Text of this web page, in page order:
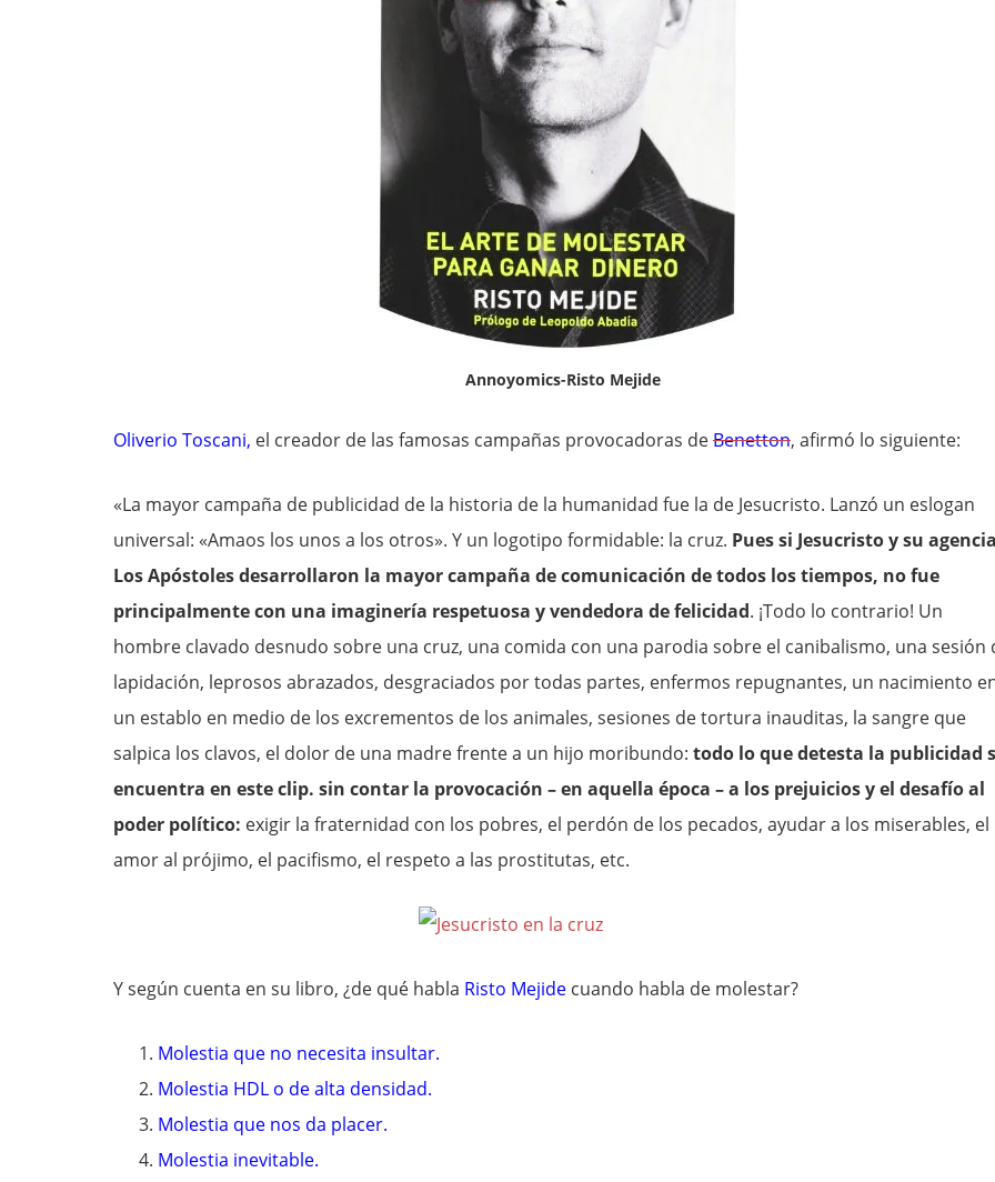
Annoyomics-Risto Mejide
Oliverio Toscani, el creador de las famosas campañas provocadoras deBenetton, afirmó lo siguiente:
«La mayor campaña de publicidad de la historia de la humanidad fue la de Jesucristo. Lanzó un eslogan
universal: «Amaos los unos a los otros». Y un logotipo formidable: la cruz. Pues si Jesucristo y su agencia
Los Apóstoles desarrollaron la mayor campaña de comunicación de todos los tiempos, no fue
principalmente con una imaginería respetuosa y vendedora de felicidad. ¡Todo lo contrario! Un
hombre clavado desnudo sobre una cruz, una comida con una parodia sobre el canibalismo, una sesión
lapidación, leprosos abrazados, desgraciados por todas partes, enfermos repugnantes, un nacimiento
un establo en medio de los excrementos de los animales, sesiones de tortura inauditas, la sangre que
salpica los clavos, el dolor de una madre frente a un hijo moribundo: todo lo que detesta la publicidad
encuentra en este clip. sin contar la provocación – en aquella época – a los prejuicios y el desafío al
poder político: exigir la fraternidad con los pobres, el perdón de los pecados, ayudar a los miserables, el
amor al prójimo, el pacifismo, el respeto a las prostitutas, etc.
Y según cuenta en su libro, ¿de qué habla Risto Mejide cuando habla de molestar?
Molestia que no necesita insultar.
Molestia HDL o de alta densidad.
Molestia que nos da placer.
Molestia inevitable.